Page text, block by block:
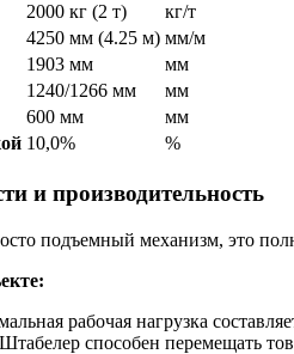
2000 кг (2 т)
кг/т
4250 мм (4.25 м) мм/м
1903 мм
мм
1240/1266 мм
мм
600 мм
мм
10,0% %
и производительность
подъемный механизм, это
рабочая нагрузка
Штабелер способен перемещать